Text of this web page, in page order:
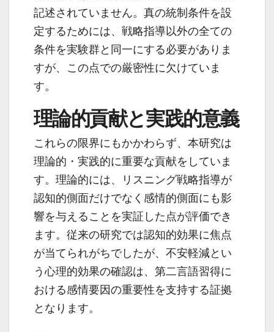
記述されていません。真の統制条件を設
定するためには、戦略指導以外の全ての
条件を実験群と同一にする必要がありま
すが、この点での厳密性に欠けていま
す。
理論的貢献と実践的意義
これらの限界にもかかわらず、本研究は
理論的・実践的に重要な貢献をしていま
す。理論的には、リスニング戦略指導が
認知的側面だけでなく感情的側面にも影
響を与えることを実証した点が評価でき
ます。従来の研究では認知的効果に焦点
が当てられがちでしたが、不安軽減とい
う心理的効果の確認は、第二言語習得に
おける感情要因の重要性を支持する証拠
となります。